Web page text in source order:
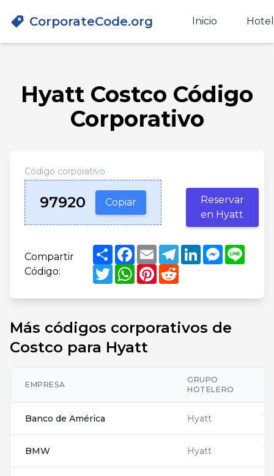
CorporateCode.org Inicio
Hyatt Costco Código
Corporativo
Código corporativo
97920 Copiar
Reservar
en Hyatt
Compartir
Código:
ShareFacebook
EmailTelegram
LinkedInLine
TwitterWhatsApp
Pinterest
Reddit
Más códigos corporativos de
Costco para Hyatt
EMPRESA
GRUPO
HOTELERO
Banco de América Hyatt
BMW Hyatt